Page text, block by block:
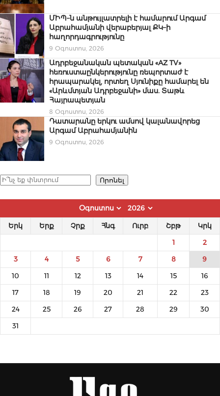
ՄԻՊ–ն անթույլատրելի է համարում Արգամ
Աբրահամյանի վերաբերյալ ՔԿ–ի
հաղորդագրությունը
9 Օգոստոս, 2026
Ադրբեջանական պետական «AZ TV»
հեռուստաընկերությունը ռեպորտաժ է
հրապարակել, որտեղ Սյունիքը համարել են
«Արևմտյան Ադրբեջանի» մաս. Տաթև
Հայրապետյան
8 Օգոստոս, 2026
Դատարանը երկու ամսով կալանավորեց
Արգամ Աբրահամյանին
9 Օգոստոս, 2026
Որոնել Որոնել
Երկ Երք Չրք Հնգ Ուրբ Շբթ Կրկ
1 2
3 4 5 6 7 8 9
10 11 12 13 14 15 16
17 18 19 20 21 22 23
24 25 26 27 28 29 30
31